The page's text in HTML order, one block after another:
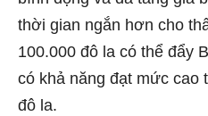
thời gian ngắn hơn cho
100.000 đô la có thể đẩy
có khả năng đạt mức cao
đô la.